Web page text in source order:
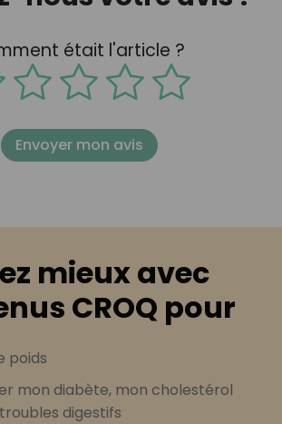
était l'article ?
Envoyer mon avis
mieux avec
CROQ pour
poids
mon diabète, mon cholestérol
digestifs